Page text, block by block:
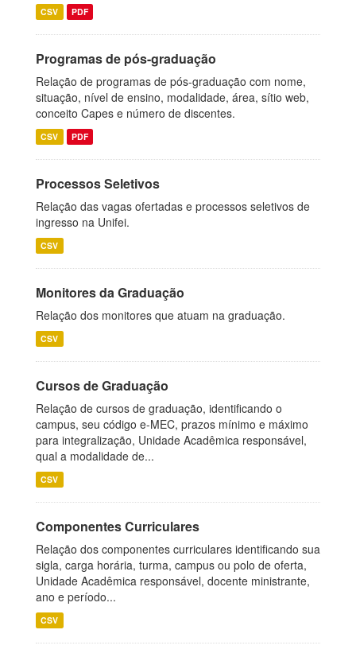
CSV PDF
Programas de pós-graduação
Relação de programas de pós-graduação com nome,
situação, nível de ensino, modalidade, área, sítio web,
conceito Capes e número de discentes.
CSV PDF
Processos Seletivos
Relação das vagas ofertadas e processos seletivos de
ingresso na Unifei.
CSV
Monitores da Graduação
Relação dos monitores que atuam na graduação.
CSV
Cursos de Graduação
Relação de cursos de graduação, identificando o
campus, seu código e-MEC, prazos mínimo e máximo
para integralização, Unidade Acadêmica responsável,
qual a modalidade de...
CSV
Componentes Curriculares
Relação dos componentes curriculares identificando sua
sigla, carga horária, turma, campus ou polo de oferta,
Unidade Acadêmica responsável, docente ministrante,
ano e período...
CSV